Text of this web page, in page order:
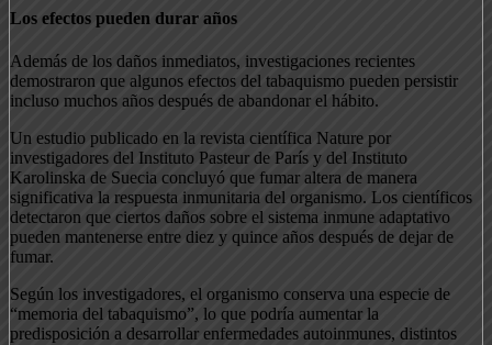
Los efectos pueden durar años
Además de los daños inmediatos, investigaciones recientes
demostraron que algunos efectos del tabaquismo pueden persistir
incluso muchos años después de abandonar el hábito.
Un estudio publicado en la revista científica Nature por
investigadores del Instituto Pasteur de París y del Instituto
Karolinska de Suecia concluyó que fumar altera de manera
significativa la respuesta inmunitaria del organismo. Los científicos
detectaron que ciertos daños sobre el sistema inmune adaptativo
pueden mantenerse entre diez y quince años después de dejar de
fumar.
Según los investigadores, el organismo conserva una especie de
“memoria del tabaquismo”, lo que podría aumentar la
predisposición a desarrollar enfermedades autoinmunes, distintos